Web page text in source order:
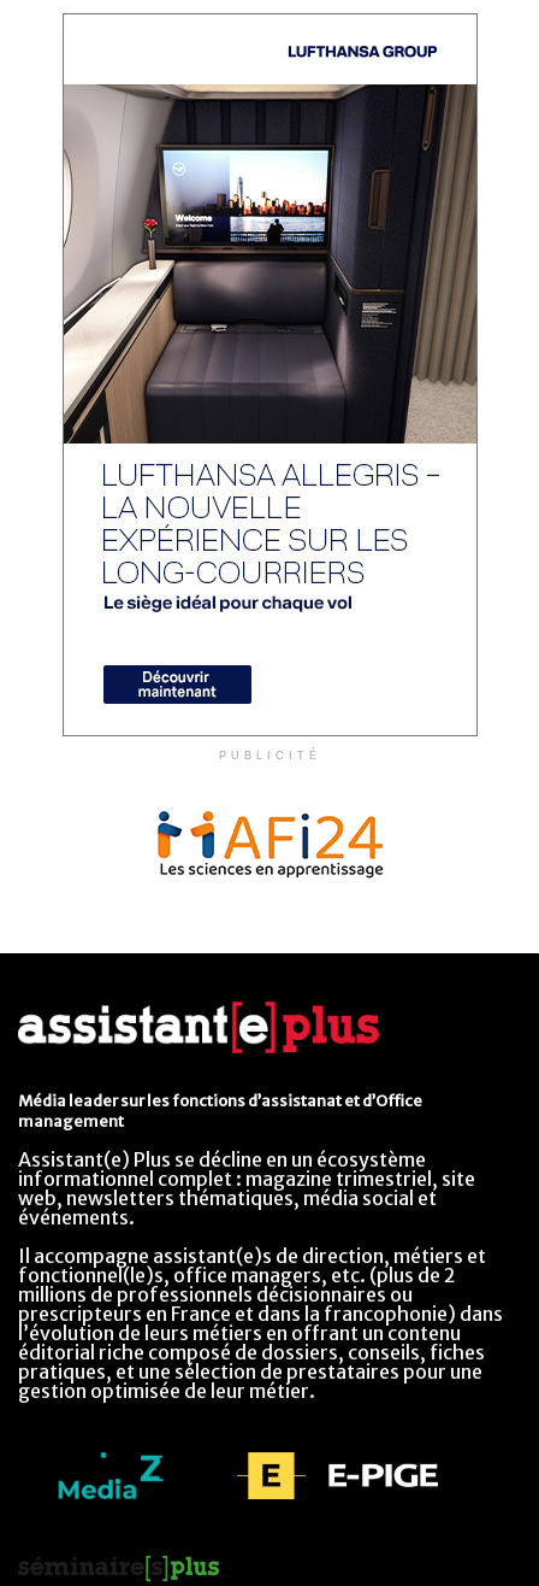
PUBLICITÉ
Média leader sur les fonctions d’assistanat et d’Office
management
Assistant(e) Plus se décline en un écosystème
informationnel complet : magazine trimestriel, site
web, newsletters thématiques, média social et
événements.
Il accompagne assistant(e)s de direction, métiers et
fonctionnel(le)s, office managers, etc. (plus de 2
millions de professionnels décisionnaires ou
prescripteurs en France et dans la francophonie) dans
l’évolution de leurs métiers en offrant un contenu
éditorial riche composé de dossiers, conseils, fiches
pratiques, et une sélection de prestataires pour une
gestion optimisée de leur métier.